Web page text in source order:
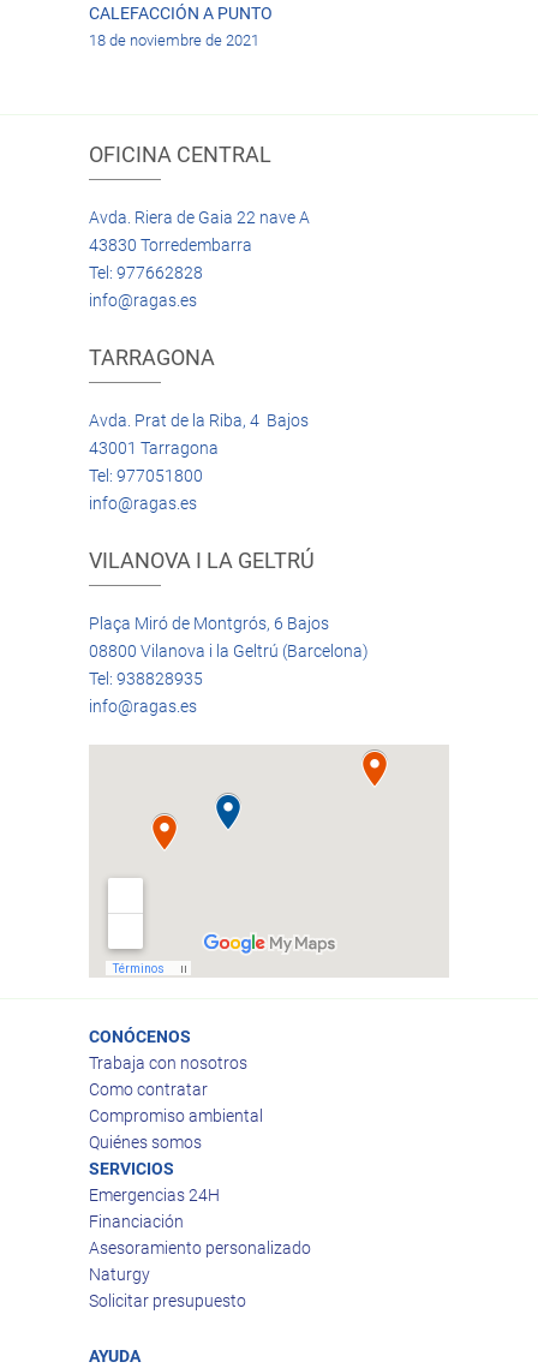
CALEFACCIÓN A PUNTO
18 de noviembre de 2021
OFICINA CENTRAL
Avda. Riera de Gaia 22 nave A
43830 Torredembarra
Tel: 977662828
info@ragas.es
TARRAGONA
Avda. Prat de la Riba, 4 Bajos
43001 Tarragona
Tel: 977051800
info@ragas.es
VILANOVA I LA GELTRÚ
Plaça Miró de Montgrós, 6 Bajos
08800 Vilanova i la Geltrú (Barcelona)
Tel: 938828935
info@ragas.es
CONÓCENOS
Trabaja con nosotros
Como contratar
Compromiso ambiental
Quiénes somos
SERVICIOS
Emergencias 24H
Financiación
Asesoramiento personalizado
Naturgy
Solicitar presupuesto
AYUDA